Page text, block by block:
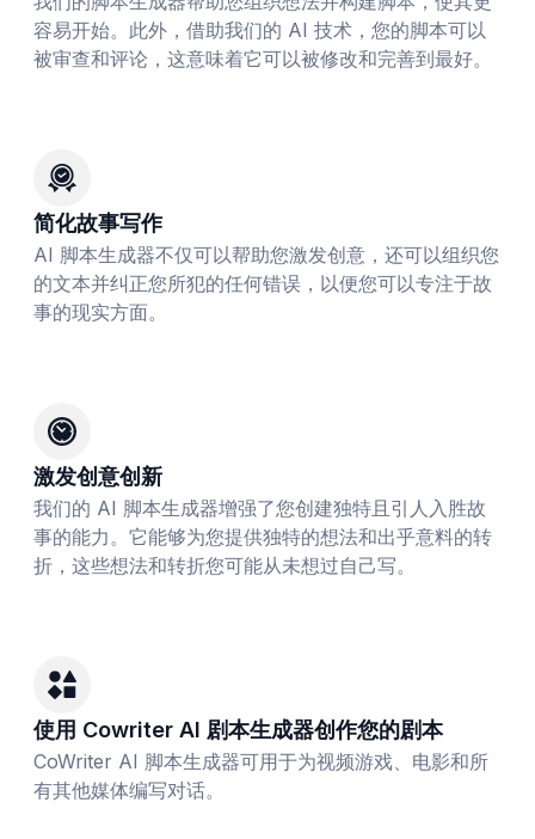
容易开始。此外，借助我们的 AI 技术，您的脚本可以
被审查和评论，这意味着它可以被修改和完善到最好。
简化故事写作
AI 脚本生成器不仅可以帮助您激发创意，还可以组织您
的文本并纠正您所犯的任何错误，以便您可以专注于故
事的现实方面。
激发创意创新
我们的 AI 脚本生成器增强了您创建独特且引人入胜故
事的能力。它能够为您提供独特的想法和出乎意料的转
折，这些想法和转折您可能从未想过自己写。
使用 Cowriter AI 剧本生成器创作您的剧本
CoWriter AI 脚本生成器可用于为视频游戏、电影和所
有其他媒体编写对话。